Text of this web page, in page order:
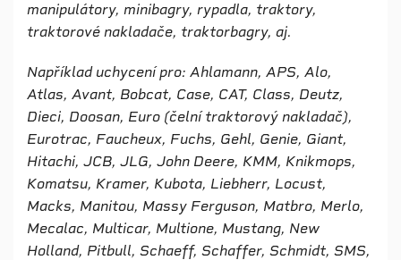
manipulátory, minibagry, rypadla, traktory,
traktorové nakladače, traktorbagry, aj.
Například uchycení pro: Ahlamann, APS, Alo,
Atlas, Avant, Bobcat, Case, CAT, Class, Deutz,
Dieci, Doosan, Euro (čelní traktorový nakladač),
Eurotrac, Faucheux, Fuchs, Gehl, Genie, Giant,
Hitachi, JCB, JLG, John Deere, KMM, Knikmops,
Komatsu, Kramer, Kubota, Liebherr, Locust,
Macks, Manitou, Massy Ferguson, Matbro, Merlo,
Mecalac, Multicar, Multione, Mustang, New
Holland, Pitbull, Schaeff, Schaffer, Schmidt, SMS,